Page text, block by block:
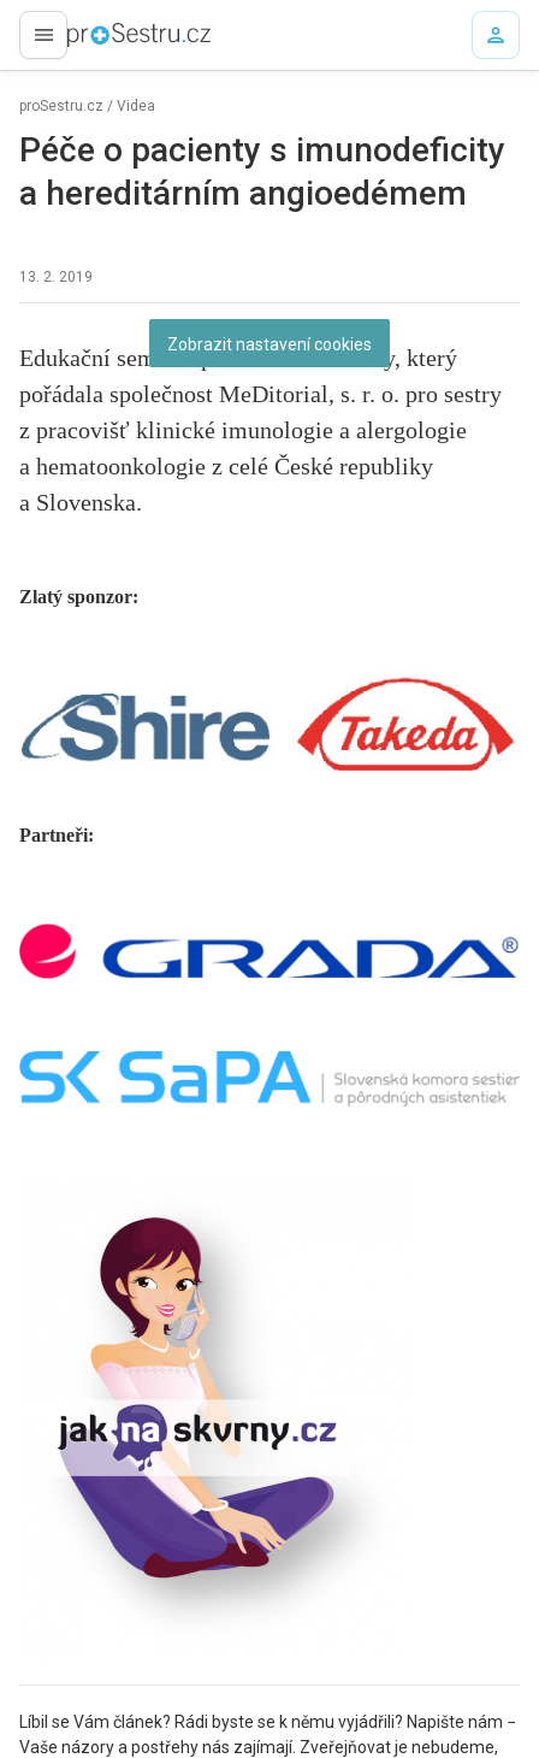
proLékaře.cz
proSestru.cz / Videa
Péče o pacienty s imunodeficity
a hereditárním angioedémem
13. 2. 2019
Zobrazit nastavení cookies
Edukační seminář pro zdravotní sestry, který
pořádala společnost MeDitorial, s. r. o. pro sestry
z pracovišť klinické imunologie a alergologie
a hematoonkologie z celé České republiky
a Slovenska.
Zlatý sponzor:
Partneři:
Líbil se Vám článek? Rádi byste se k němu vyjádřili? Napište nám −
Vaše názory a postřehy nás zajímají. Zveřejňovat je nebudeme,